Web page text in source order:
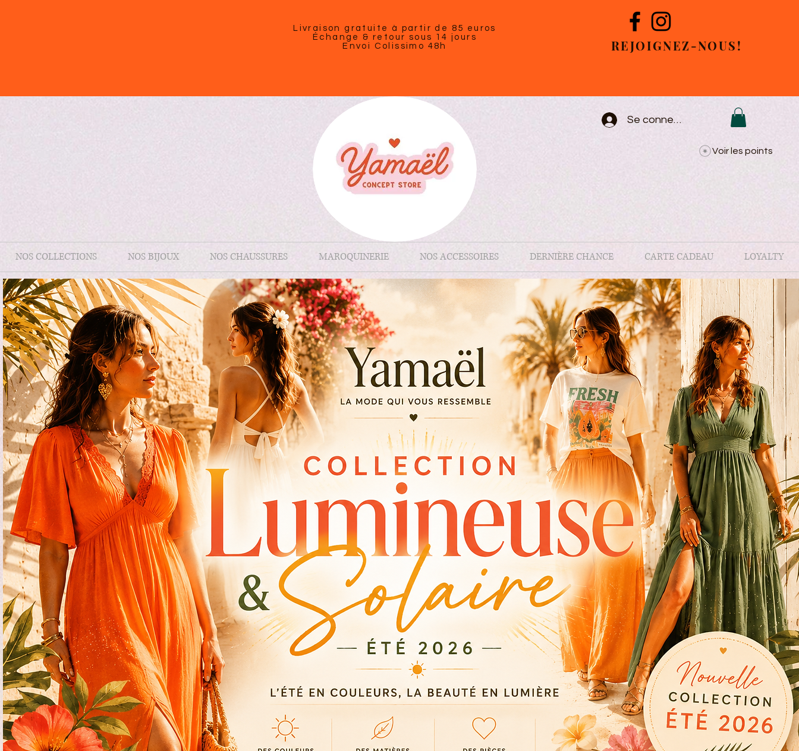
Livraison gratuite à partir de 85 euros
Échange & retour sous 14 jours
Envoi Colissimo 48h
REJOIGNEZ-NOUS!
Se connecter
Voir les points
NOS COLLECTIONS NOS BIJOUX NOS CHAUSSURES MAROQUINERIE NOS ACCESSOIRES DERNIÈRE CHANCE CARTE CADEAU LOYALTY